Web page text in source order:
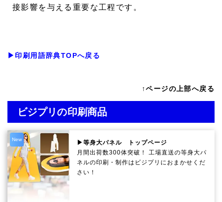
接影響を与える重要な工程です。
▶印刷用語辞典TOPへ戻る
↑ページの上部へ戻る
ビジプリの印刷商品
New
▶等身大パネル トップページ
月間出荷数300体突破！ 工場直送の等身大パ
ネルの印刷・制作は ビジプリ におまかせくだ
さい！